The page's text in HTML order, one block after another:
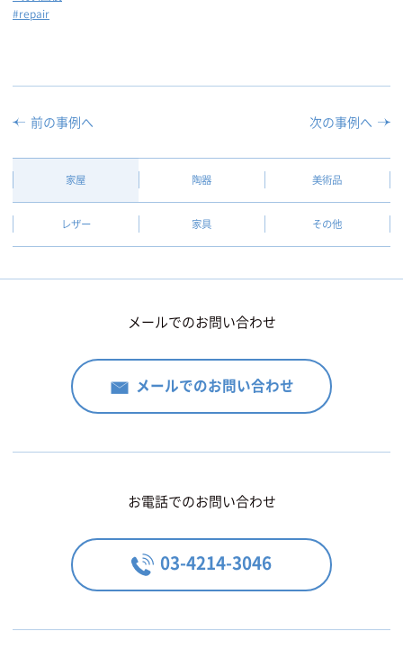
#repair
前の事例へ 次の事例へ
家屋 陶器 美術品
レザー 家具 その他
メールでのお問い合わせ
メールでのお問い合わせ
お電話でのお問い合わせ
03-4214-3046